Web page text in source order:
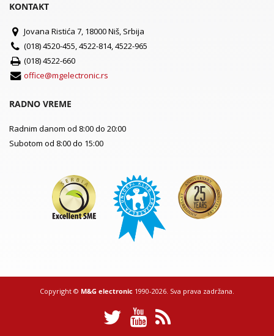
KONTAKT
Jovana Ristića 7, 18000 Niš, Srbija
(018) 4520-455, 4522-814, 4522-965
(018) 4522-660
office@mgelectronic.rs
RADNO VREME
Radnim danom od 8:00 do 20:00
Subotom od 8:00 do 15:00
Copyright © M&G electronic 1990-2026. Sva prava zadržana.